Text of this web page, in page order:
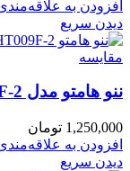
افزودن به
دیدن سریع
مقایسه
ننو هامتو مدل HT009F-2
1,250,000 تومان
افزودن به
دیدن سریع